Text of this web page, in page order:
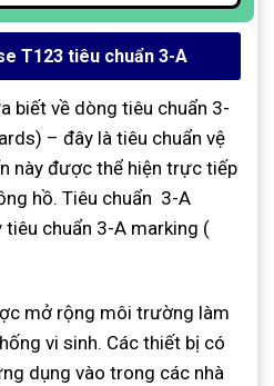
T123 tiêu chuẩn 3-A
biết về dòng tiêu chuẩn 3-
– đây là tiêu chuẩn vệ
này được thể hiện trực tiếp
hồ. Tiêu chuẩn 3-A
tiêu chuẩn 3-A marking (
mở rộng môi trường làm
vi sinh. Các thiết bị có
dụng vào trong các nhà